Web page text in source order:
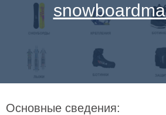
Основные сведения: